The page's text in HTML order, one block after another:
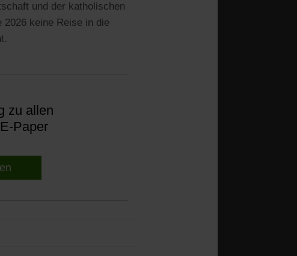
und der katholischen
2026 keine Reise in die
zu allen
Paper